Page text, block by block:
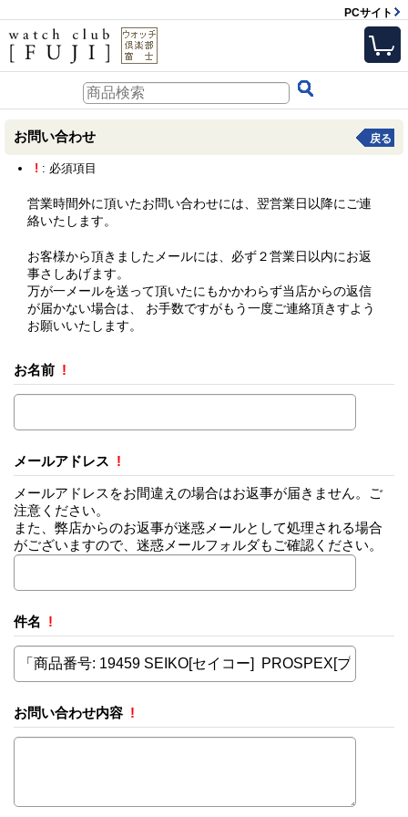
PCサイト
お問い合わせ 戻る
! : 必須項目
営業時間外に頂いたお問い合わせには、翌営業日以降にご連
絡いたします。
お客様から頂きましたメールには、必ず２営業日以内にお返
事さしあげます。
万が一メールを送って頂いたにもかかわらず当店からの返信
が届かない場合は、 お手数ですがもう一度ご連絡頂きすよう
お願いいたします。
お名前 !
メールアドレス !
メールアドレスをお間違えの場合はお返事が届きません。ご
注意ください。
また、弊店からのお返事が迷惑メールとして処理される場合
がございますので、迷惑メールフォルダもご確認ください。
件名 !
お問い合わせ内容 !